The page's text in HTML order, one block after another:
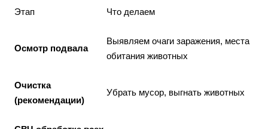
Этап Что делаем
Осмотр подвала
Выявляем очаги заражения, места
обитания животных
Очистка
(рекомендации)
Убрать мусор, выгнать животных